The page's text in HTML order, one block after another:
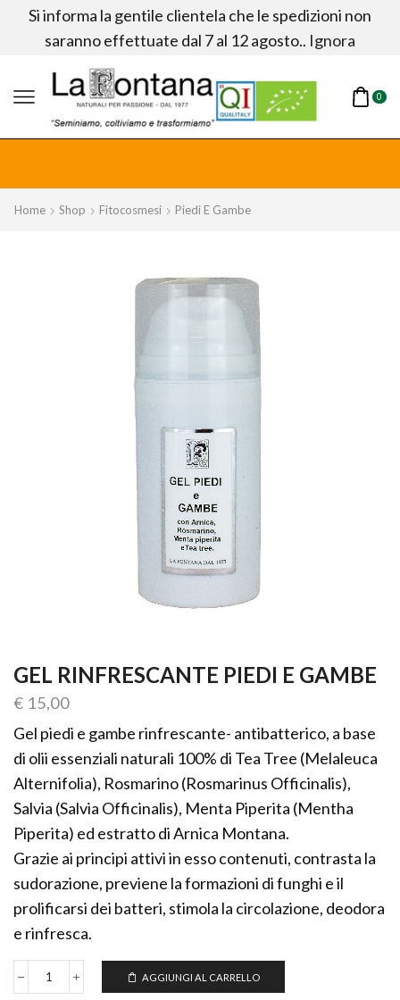
Si informa la gentile clientela che le spedizioni non
saranno effettuate dal 7 al 12 agosto.. Ignora
0
Home Shop Fitocosmesi Piedi E Gambe
GEL RINFRESCANTE PIEDI E GAMBE
€ 15,00
Gel piedi e gambe rinfrescante- antibatterico, a base
di olii essenziali naturali 100% di Tea Tree (Melaleuca
Alternifolia), Rosmarino (Rosmarinus Officinalis),
Salvia (Salvia Officinalis), Menta Piperita (Mentha
Piperita) ed estratto di Arnica Montana.
Grazie ai principi attivi in esso contenuti, contrasta la
sudorazione, previene la formazioni di funghi e il
prolificarsi dei batteri, stimola la circolazione, deodora
e rinfresca.
GEL
AGGIUNGI AL CARRELLO